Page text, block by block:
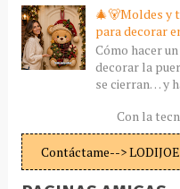
🎄🐻Moldes y
para decorar
Cómo hacer
decorar la
se cierran… y
Con la
Contáctame-->